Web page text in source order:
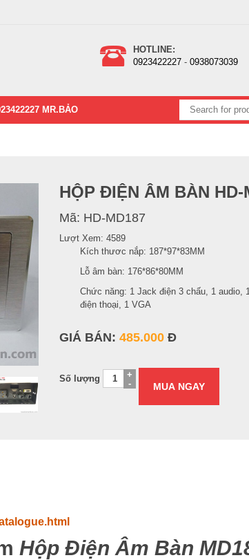
HOTLINE:
0923422227 - 0938073039
MR.BẢO
HỘP ĐIỆN ÂM BÀN HD-
Mã: HD-MD187
Lượt Xem: 4589
Kích thươc nắp: 187*97*83MM
Lỗ âm bàn: 176*86*80MM
Chức năng: 1 Jack điện 3 chấu, 1 audio,
điện thoại, 1 VGA
GIÁ BÁN: 485.000 Đ
Số lượng
MUA NGAY
Hộp Điện Âm Bàn